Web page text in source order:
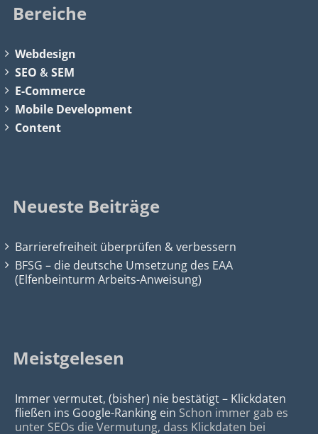
Bereiche
Webdesign
SEO &SEM
E-Commerce
Mobile Development
Content
Neueste Beiträge
Barrierefreiheit überprüfen & verbessern
BFSG – die deutsche Umsetzung des EAA
(Elfenbeinturm Arbeits-Anweisung)
Meistgelesen
Immer vermutet, (bisher) nie bestätigt – Klickdaten
fließen ins Google-Ranking ein Schon immer gab es
unter SEOs die Vermutung, dass Klickdaten bei